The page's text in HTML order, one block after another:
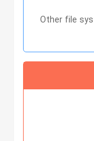
Other file